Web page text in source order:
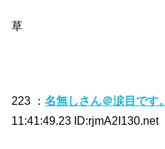
草
223 ：名無しさん＠涙目です。
11:41:49.23 ID:rjmA2I130.net